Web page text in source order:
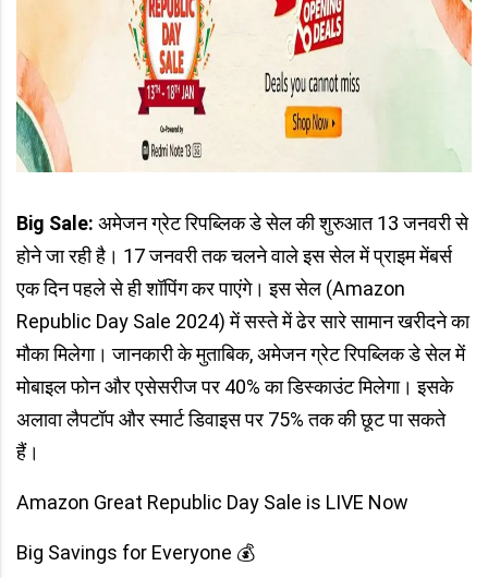
Big Sale: अमेजन ग्रेट रिपब्लिक डे सेल की शुरुआत 13 जनवरी से
होने जा रही है। 17 जनवरी तक चलने वाले इस सेल में प्राइम मेंबर्स
एक दिन पहले से ही शॉपिंग कर पाएंगे। इस सेल (Amazon
Republic Day Sale 2024) में सस्ते में ढेर सारे सामान खरीदने का
मौका मिलेगा। जानकारी के मुताबिक, अमेजन ग्रेट रिपब्लिक डे सेल में
मोबाइल फोन और एसेसरीज पर 40% का डिस्काउंट मिलेगा। इसके
अलावा लैपटॉप और स्मार्ट डिवाइस पर 75% तक की छूट पा सकते
हैं।
Amazon Great Republic Day Sale is LIVE Now
Big Savings for Everyone 💰